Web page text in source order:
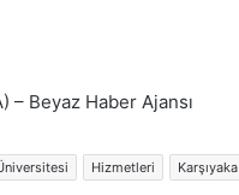
– Beyaz Haber Ajansı
Hizmetleri Karşıyaka